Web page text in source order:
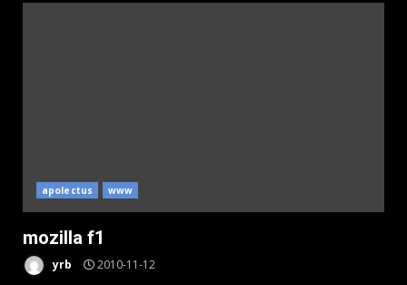
apolectus www
mozilla f1
yrb 2010-11-12